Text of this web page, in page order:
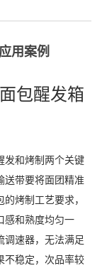
用案例
包醒发箱
发和烤制两个关键
送带要将面团精准
烤制工艺要求，
感和熟度均匀一
调速器，无法满足
不稳定，次品率较